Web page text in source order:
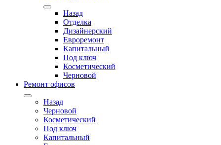
Назад
Отделка
Дизайнерский
Евроремонт
Капитальный
Под ключ
Косметический
Черновой
Ремонт офисов
Назад
Черновой
Косметический
Под ключ
Капитальный